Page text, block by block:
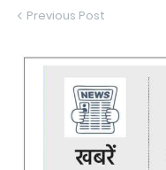
Previous Post